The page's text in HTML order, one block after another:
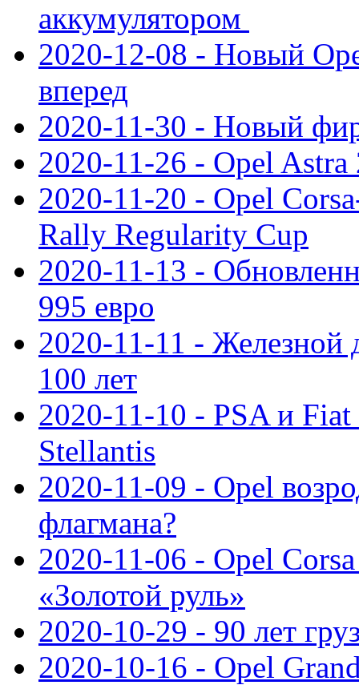
аккумулятором
2020-12-08 - Новый
вперед
2020-11-30 - Новый
2020-11-26 - Opel Astra
2020-11-20 - Opel
Rally Regularity Cup
2020-11-13 -
995 евро
2020-11-11 - Железной
100 лет
2020-11-10 - PSA и Fiat
Stellantis
2020-11-09 - Opel
флагмана?
2020-11-06 - Opel
«Золотой руль»
2020-10-29 - 90 лет
2020-10-16 - Opel